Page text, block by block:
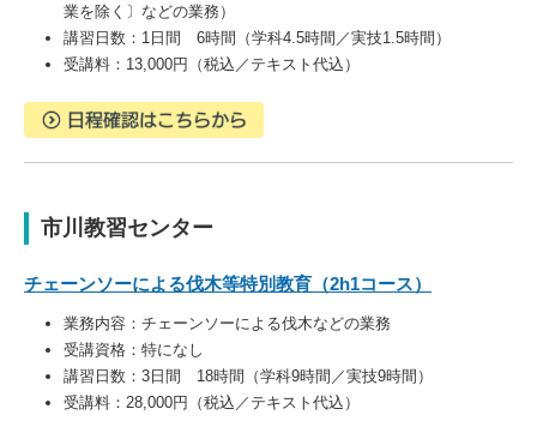
業を除く〕などの業務）
講習日数：1日間 6時間（学科4.5時間／実技1.5時間）
受講料：13,000円（税込／テキスト代込）
市川教習センター
チェーンソーによる伐木等特別教育（2h1コース）
業務内容：チェーンソーによる伐木などの業務
受講資格：特になし
講習日数：3日間 18時間（学科9時間／実技9時間）
受講料：28,000円（税込／テキスト代込）